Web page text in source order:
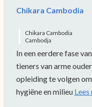
Chikara Cambodia
Chikara Cambodia
Cambodja
In een eerdere fase
tieners van arme
opleiding te volgen
hygiëne en milieu Lees